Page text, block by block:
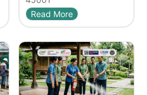
Read More